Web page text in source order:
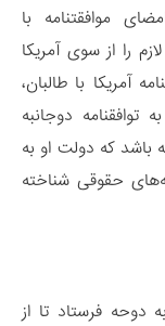
موافقتنامه با
را از سوی آمریکا
آمریکا با طالبان،
دوجانبه
باشد که دولت او به
حقوقی شناخته
دوحه فرستاد تا از